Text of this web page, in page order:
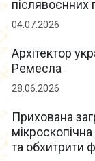
післявоєнних
04.07.2026
Архітектор
Ремесла
28.06.2026
Прихована
та обхитрити